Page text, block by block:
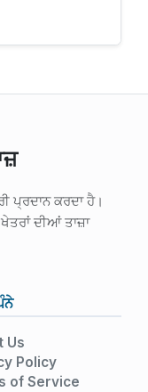
ਪ੍ਰਦਾਨ ਕਰਦਾ ਹੈ।
ਦੀਆਂ ਤਾਜ਼ਾ
Us
Policy
of Service